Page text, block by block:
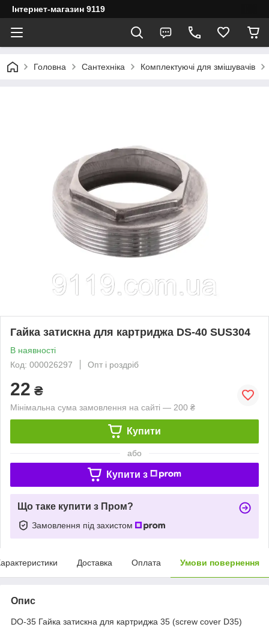
Інтернет-магазин 9119
Головна Сантехніка Комплектуючі для змішувачів
Гайка затискна для картриджа DS-40 SUS304
В наявності
Код: 000026297
Опт і роздріб
22 ₴
Мінімальна сума замовлення на сайті — 200 ₴
Купити
або
Купити з
Що таке купити з Пром?
Замовлення під захистом
Доставка Оплата Умови повернення
Опис
DO-35 Гайка затискна для картриджа 35 (screw cover D35)